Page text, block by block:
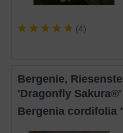
(4)
Bergenie, Riesensteinbrech
'Dragonfly Sakura®'
Bergenia